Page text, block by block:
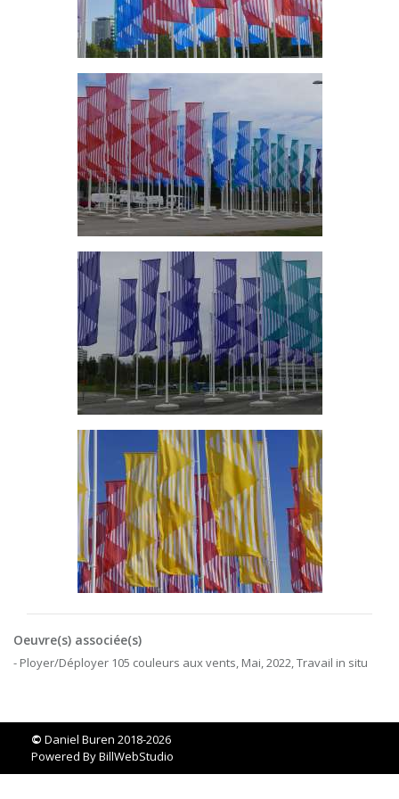
Oeuvre(s) associée(s)
- Ployer/Déployer 105 couleurs aux vents, Mai, 2022, Travail in situ
© Daniel Buren 2018-2026
Powered ByBillWebStudio